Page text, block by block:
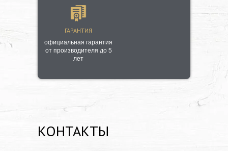
ГАРАНТИЯ
официальная гарантия
от производителя до 5
лет
КОНТАКТЫ